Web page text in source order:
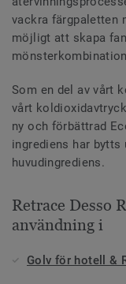
vackra färgpaletten
möjligt att skapa
Som en del av vårt
vårt
ny och förbättrad
ingrediens har
huvudingrediens.
Retrace Desso
användning i
Golv för hotell &